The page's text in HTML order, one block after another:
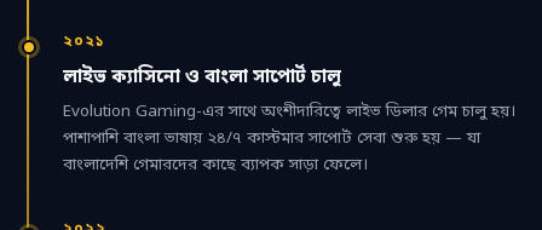
২০২১
লাইভ ক্যাসিনো ও বাংলা সাপোর্ট চালু
Evolution Gaming-এর সাথে অংশীদারিত্বে লাইভ ডিলার গেম চালু হয়।
পাশাপাশি বাংলা ভাষায় ২৪/৭ কাস্টমার সাপোর্ট সেবা শুরু হয় — যা
বাংলাদেশি গেমারদের কাছে ব্যাপক সাড়া ফেলে।